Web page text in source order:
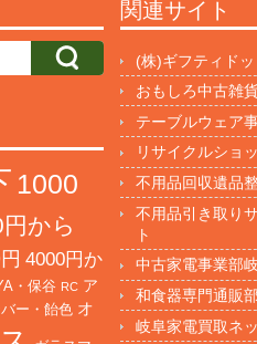
関連サイト
(株)ギフティドッ
おもしろ中古雑
テーブルウェア
リサイクルショ
不用品回収遺品
不用品引き取り
ト
中古家電事業部
和食器専門通販部
岐阜家電買取ネ
1000
から
4000円か
・保谷 RC ア
ー・飴色 オ